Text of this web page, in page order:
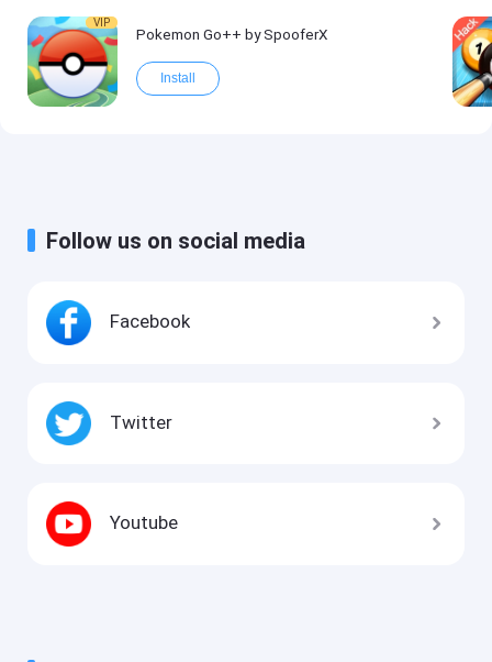
VIP
Pokemon Go++ by SpooferX
Install
Follow us on social media
Facebook
Twitter
Youtube